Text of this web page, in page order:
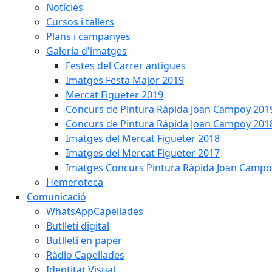
Notícies
Cursos i tallers
Plans i campanyes
Galeria d'imatges
Festes del Carrer antigues
Imatges Festa Major 2019
Mercat Figueter 2019
Concurs de Pintura Ràpida Joan Campoy
Concurs de Pintura Ràpida Joan Campoy
Imatges del Mercat Figueter 2018
Imatges del Mercat Figueter 2017
Imatges Concurs Pintura Ràpida Joan
Hemeroteca
Comunicació
WhatsAppCapellades
Butlletí digital
Butlletí en paper
Ràdio Capellades